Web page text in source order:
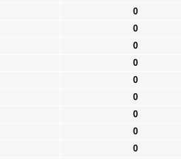
0
0
0
0
0
0
0
0
0